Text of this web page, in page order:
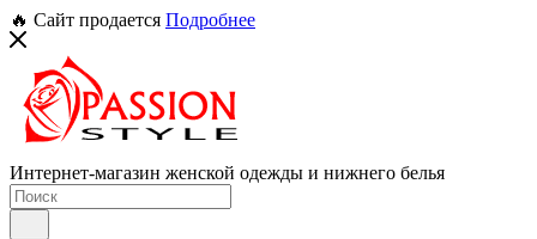
🔥 Сайт продается Подробнее
Интернет-магазин женской одежды и нижнего белья